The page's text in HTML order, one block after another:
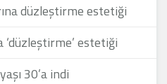
düzleştirme estetiği
estetiği
30’a indi